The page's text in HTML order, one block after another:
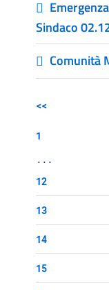
Sindaco
Comunità
<<
1
...
12
13
14
15